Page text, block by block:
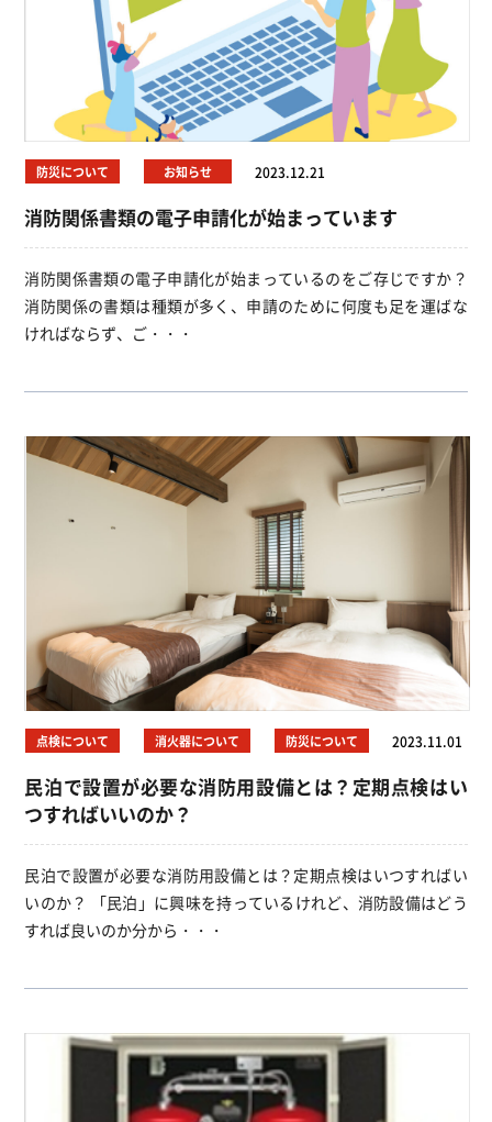
防災について お知らせ 2023.12.21
消防関係書類の電子申請化が始まっています
消防関係書類の電子申請化が始まっているのをご存じですか？
消防関係の書類は種類が多く、申請のために何度も足を運ばな
ければならず、ご・・・
点検について 消火器について 防災について 2023.11.01
民泊で設置が必要な消防用設備とは？定期点検はい
つすればいいのか？
民泊で設置が必要な消防用設備とは？定期点検はいつすればい
いのか？ 「民泊」に興味を持っているけれど、消防設備はどう
すれば良いのか分から・・・